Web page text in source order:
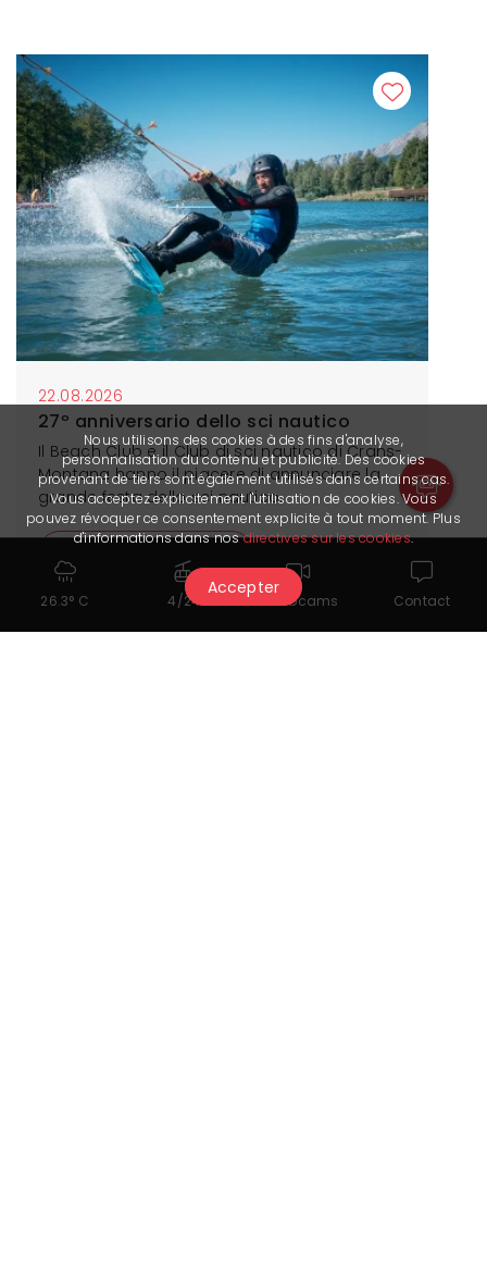
22.08.2026
27º anniversario dello sci nautico
Il Beach Club e il Club di sci nautico di Crans-
Montana hanno il piacere di annunciare la
grande festa dello sci nautico.
26.3° C 4/24 Webcams Contact
Nous utilisons des cookies à des fins d'analyse,
personnalisation du contenu et publicité. Des cookies
provenant de tiers sont également utilisés dans certains cas.
Vous acceptez explicitement l'utilisation de cookies. Vous
pouvez révoquer ce consentement explicite à tout moment. Plus
d'informations dans nosdirectives sur les cookies.
Accepter